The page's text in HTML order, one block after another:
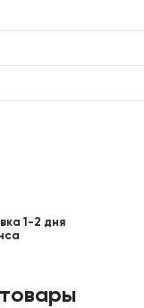
1-2 дня